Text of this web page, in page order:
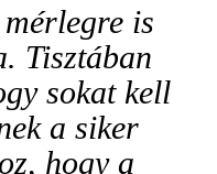
is
Tisztában
sokat kell
a siker
hogy a